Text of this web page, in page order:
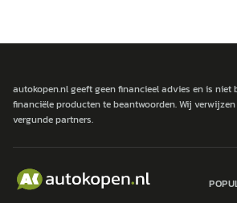
autokopen.nl geeft geen financieel advies en is niet
financiële producten te beantwoorden. Wij
vergunde partners.